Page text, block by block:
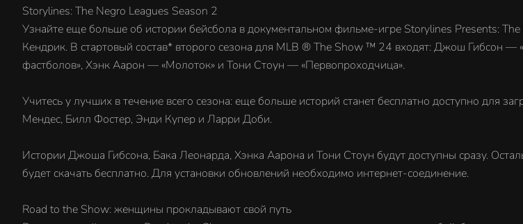
Storylines: The Negro Leagues Season 2
Узнайте еще больше об истории бейсбола в документальном фильме-игре Storylines Presents:
Кендрик. В стартовый состав* второго сезона для MLB ® The Show ™ 24 входят: Джош Гибсон
фастболов», Хэнк Аарон — «Молоток» и Тони Стоун — «Первопроходчица».
Учитесь у лучших в течение всего сезона: еще больше историй станет бесплатно доступно для
Мендес, Билл Фостер, Энди Купер и Ларри Доби.
Истории Джоша Гибсона, Бака Леонарда, Хэнка Аарона и Тони Стоун будут доступны сразу.
будет скачать бесплатно. Для установки обновлений необходимо интернет-соединение.
Road to the Show: женщины прокладывают свой путь